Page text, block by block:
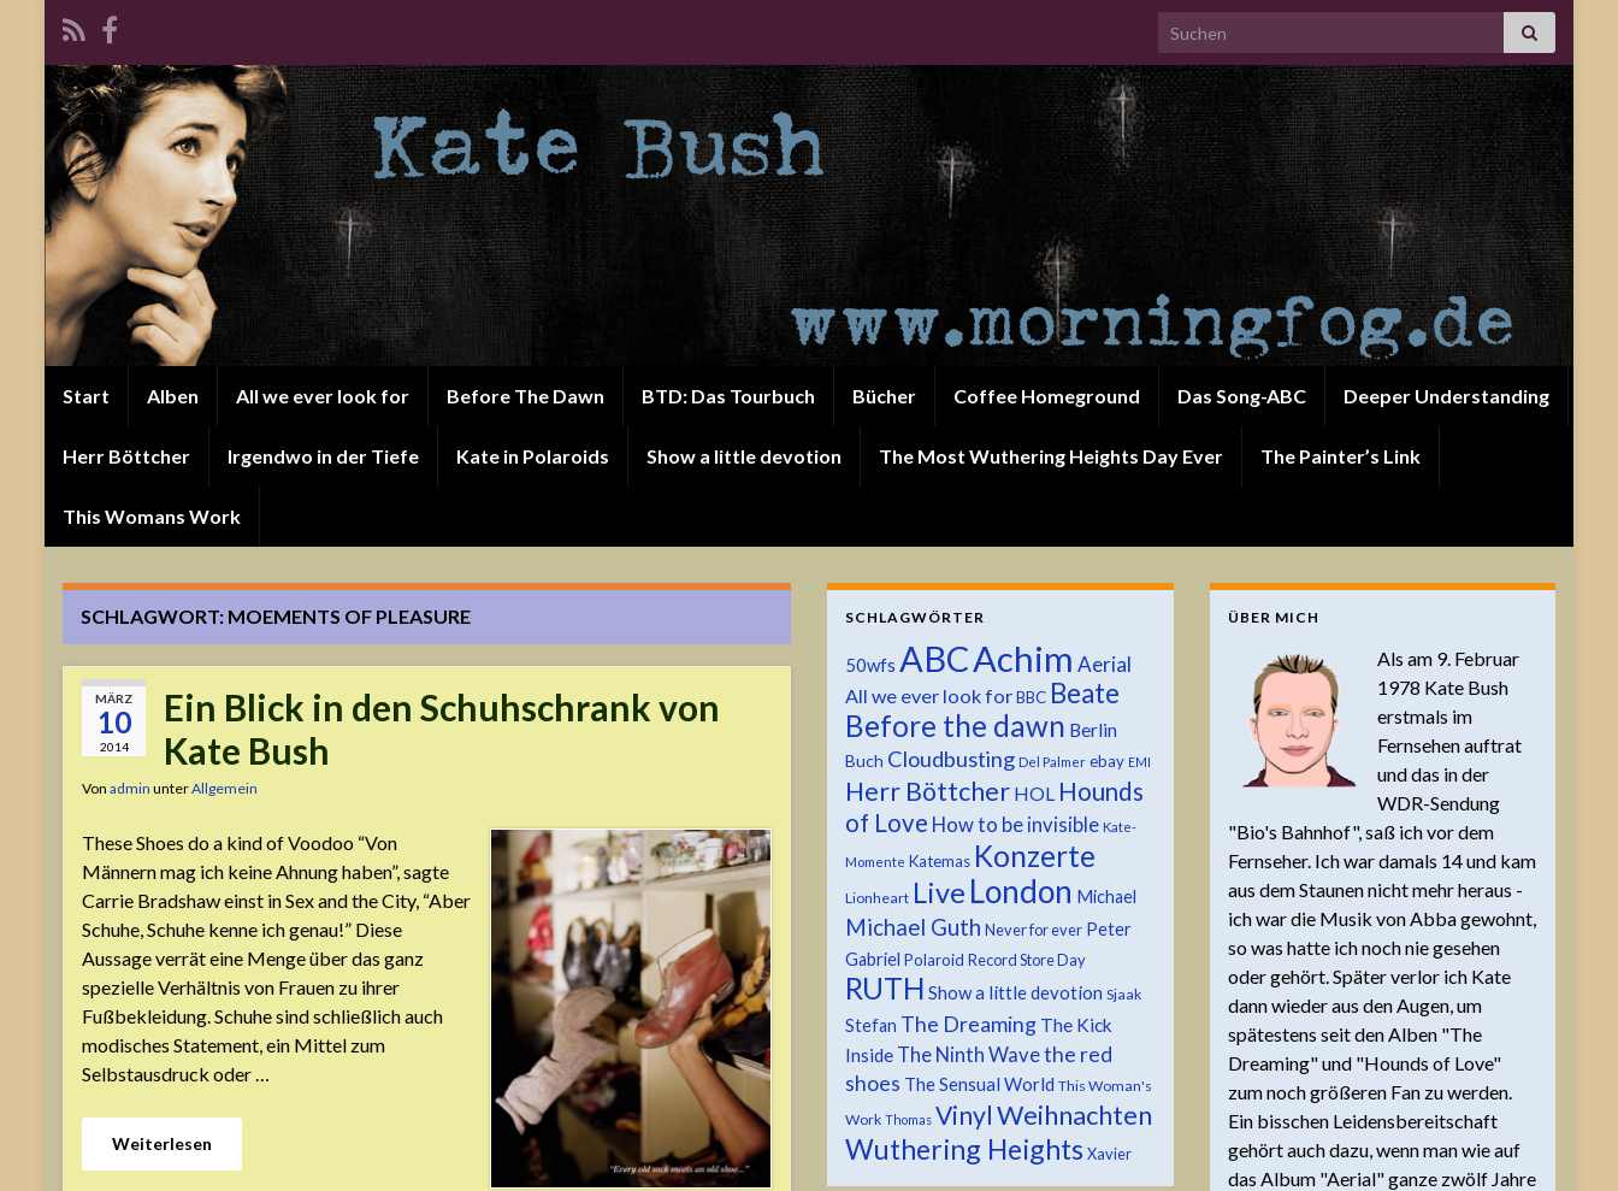
Search for:
Start Alben All we ever look for Before The Dawn BTD: Das Tourbuch Bücher Coffee Homeground Das Song-ABC Deeper Understanding
Herr Böttcher Irgendwo in der Tiefe Kate in Polaroids Show a little devotion The Most Wuthering Heights Day Ever The Painter’s Link
This Womans Work
SCHLAGWORT: MOEMENTS OF PLEASURE
MÄRZ
10
2014
Ein Blick in den Schuhschrank von
Kate Bush
Von admin unterAllgemein
These Shoes do a kind of Voodoo “Von
Männern mag ich keine Ahnung haben”, sagte
Carrie Bradshaw einst in Sex and the City, “Aber
Schuhe, Schuhe kenne ich genau!” Diese
Aussage verrät eine Menge über das ganz
spezielle Verhältnis von Frauen zu ihrer
Fußbekleidung. Schuhe sind schließlich auch
modisches Statement, ein Mittel zum
Selbstausdruck oder …
Weiterlesen
SCHLAGWÖRTER
50wfs ABCAchim Aerial
All we ever look forBBC Beate
Before the dawn Berlin
Buch Cloudbusting Del Palmer ebay EMI
Herr Böttcher HOL Hounds
of Love How to be invisible Kate-
Momente Katemas Konzerte
Lionheart Live London Michael
Michael Guth Never for ever Peter
Gabriel Polaroid Record Store Day
RUTH Show a little devotion Sjaak
Stefan The Dreaming The Kick
Inside The Ninth Wavethe red
shoes The Sensual World This Woman's
Work Thomas VinylWeihnachten
Wuthering Heights Xavier
ÜBER MICH
Als am 9. Februar
1978 Kate Bush
erstmals im
Fernsehen auftrat
und das in der
WDR-Sendung
"Bio's Bahnhof", saß ich vor dem
Fernseher. Ich war damals 14 und kam
aus dem Staunen nicht mehr heraus -
ich war die Musik von Abba gewohnt,
so was hatte ich noch nie gesehen
oder gehört. Später verlor ich Kate
dann wieder aus den Augen, um
spätestens seit den Alben "The
Dreaming" und "Hounds of Love"
zum noch größeren Fan zu werden.
Ein bisschen Leidensbereitschaft
gehört auch dazu, wenn man wie auf
das Album "Aerial" ganze zwölf Jahre